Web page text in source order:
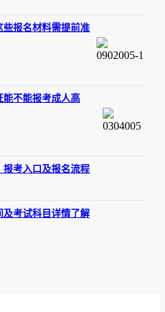
些报名材料需提前准
能不能报考成人高
报考入口及报名流程
及考试科目详情了解